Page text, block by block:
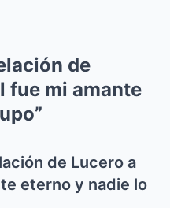
de
fue mi amante
de Lucero a
eterno y nadie lo